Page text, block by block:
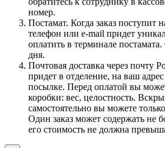
номер.
Постамат. Когда заказ поступит
телефон или e-mail придет
оплатить в терминале
дня.
Почтовая доставка через почту
придет в отделение, на ваш
посылке. Перед оплатой вы
коробки: вес, целостность.
самостоятельно вы можете
Один заказ может содержать не
его стоимость не должна